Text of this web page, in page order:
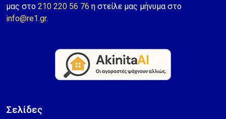
μας στο 210 220 56 76 η στείλε μας μήνυμα στο
info@re1.gr.
Σελίδες